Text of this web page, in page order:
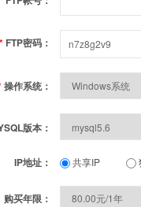
* FTP密码：
操作系统：
版本：
IP地址： 共享IP
购买年限：